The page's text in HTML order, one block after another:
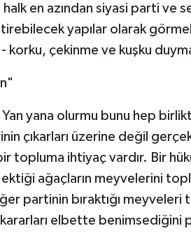
en azından siyasi parti ve
yapılar olarak
korku, çekinme ve kuşku
yana olurmu bunu hep
çıkarları üzerine değil
topluma ihtiyaç vardır. Bir
ağaçların meyvelerini
partinin bıraktığı
elbette benimsediğini